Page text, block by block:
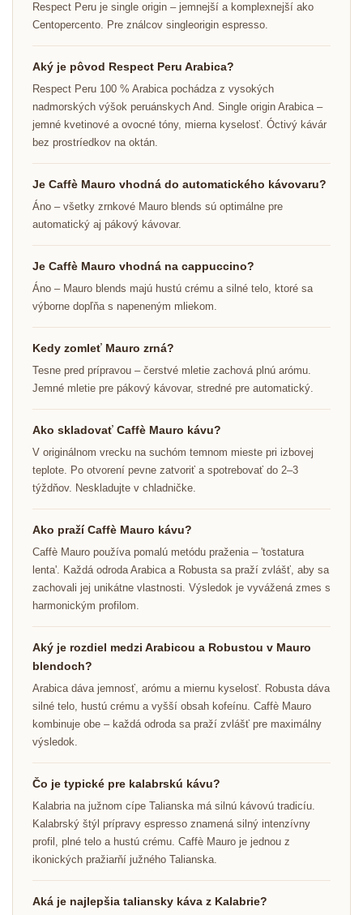
Respect Peru je single origin – jemnejší a komplexnejší ako
Centopercento. Pre ználcov singleorigin espresso.
Aký je pôvod Respect Peru Arabica?
Respect Peru 100 % Arabica pochádza z vysokých
nadmorských výšok peruánskych And. Single origin Arabica –
jemné kvetinové a ovocné tóny, mierna kyselosť. Óctivý kávár
bez prostríedkov na oktán.
Je Caffè Mauro vhodná do automatického kávovaru?
Áno – všetky zrnkové Mauro blends sú optimálne pre
automatický aj pákový kávovar.
Je Caffè Mauro vhodná na cappuccino?
Áno – Mauro blends majú hustú crému a silné telo, ktoré sa
výborne dopľňa s napeneným mliekom.
Kedy zomleť Mauro zrná?
Tesne pred prípravou – čerstvé mletie zachová plnú arómu.
Jemné mletie pre pákový kávovar, stredné pre automatický.
Ako skladovať Caffè Mauro kávu?
V originálnom vrecku na suchóm temnom mieste pri izbovej
teplote. Po otvorení pevne zatvoriť a spotrebovať do 2–3
týždňov. Neskladujte v chladničke.
Ako praží Caffè Mauro kávu?
Caffè Mauro používa pomalú metódu praženia – 'tostatura
lenta'. Každá odroda Arabica a Robusta sa praží zvlášť, aby sa
zachovali jej unikátne vlastnosti. Výsledok je vyvážená zmes s
harmonickým profilom.
Aký je rozdiel medzi Arabicou a Robustou v Mauro
blendoch?
Arabica dáva jemnosť, arómu a miernu kyselosť. Robusta dáva
silné telo, hustú crému a vyšší obsah kofeínu. Caffè Mauro
kombinuje obe – každá odroda sa praží zvlášť pre maximálny
výsledok.
Čo je typické pre kalabrskú kávu?
Kalabria na južnom cípe Talianska má silnú kávovú tradicíu.
Kalabrský štýl prípravy espresso znamená silný intenzívny
profil, plné telo a hustú crému. Caffè Mauro je jednou z
ikonických pražiarňí južného Talianska.
Aká je najlepšia taliansky káva z Kalabrie?